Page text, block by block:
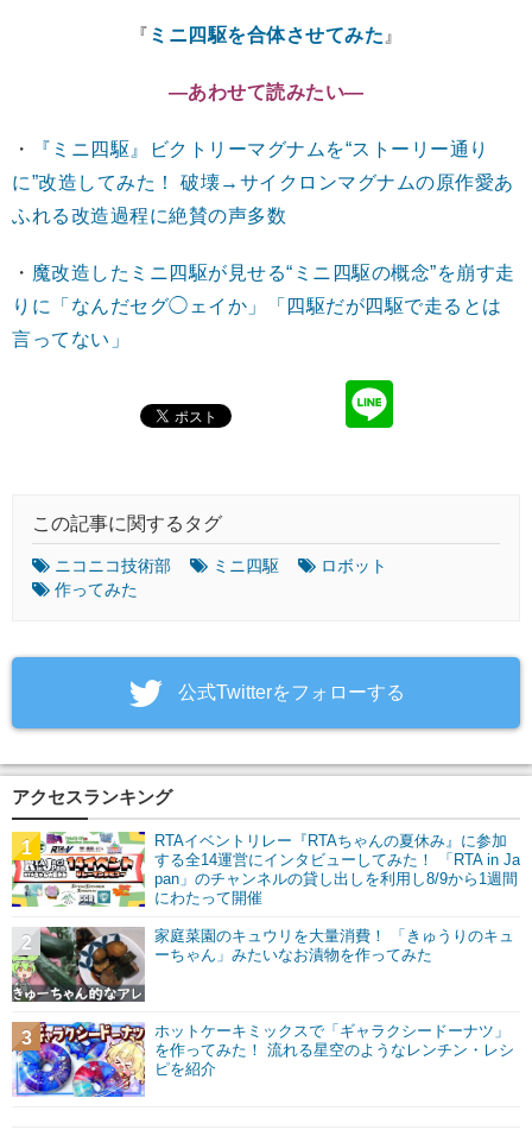
『 ミニ四駆を合体させてみた』
―あわせて読みたい―
・
『ミニ四駆』ビクトリーマグナムを“ストーリー通り
に”改造してみた！ 破壊→サイクロンマグナムの原作愛あ
ふれる改造過程に絶賛の声多数
・ 魔改造したミニ四駆が見せる“ミニ四駆の概念”を崩す走
りに「なんだセグ◯ェイか」「四駆だが四駆で走るとは
言ってない」
この記事に関するタグ
ニコニコ技術部 ミニ四駆
ロボット
作ってみた
‎公式Twitterをフォローする
アクセスランキング
RTAイベントリレー『RTAちゃんの夏休み』に参加
する全14運営にインタビューしてみた！ 「RTA in Ja
pan」のチャンネルの貸し出しを利用し8/9から1週間
にわたって開催
1
家庭菜園のキュウリを大量消費！ 「きゅうりのキュ
ーちゃん」みたいなお漬物を作ってみた
2
ホットケーキミックスで「ギャラクシードーナツ」
を作ってみた！ 流れる星空のようなレンチン・レシ
ピを紹介
3